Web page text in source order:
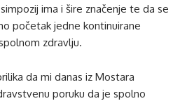
ima i šire značenje te da se
početak jedne kontinuirane
zdravlju.
da mi danas iz Mostara
poruku da je spolno